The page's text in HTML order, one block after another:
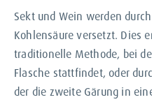
Sekt und Wein werden
Kohlensäure versetzt. Dies
traditionelle Methode, bei
Flasche stattfindet, oder
der die zweite Gärung in